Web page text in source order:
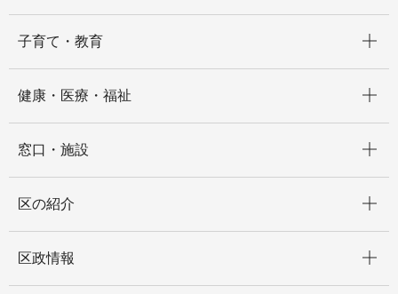
子育て・教育
健康・医療・福祉
窓口・施設
区の紹介
区政情報